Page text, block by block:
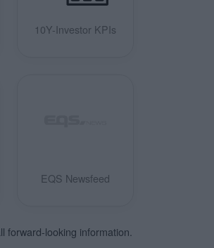
10Y-Investor KPIs
EQS Newsfeed
looking information.